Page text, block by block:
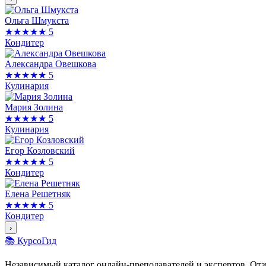
Ольга Шмукста
★★★★★ 5
Кондитер
Александра Овешкова
★★★★★ 5
Кулинария
Мария Золина
★★★★★ 5
Кулинария
Егор Козловский
★★★★★ 5
Кондитер
Елена Решетняк
★★★★★ 5
Кондитер
›
📚 КурсоГид